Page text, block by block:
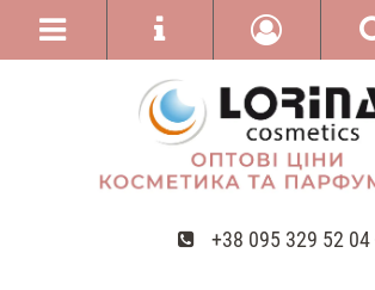
+38 095 329 52 04